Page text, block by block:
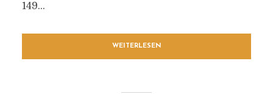
149...
WEITERLESEN